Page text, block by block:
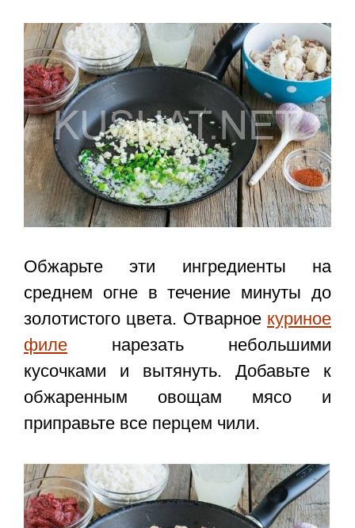
Обжарьте эти ингредиенты на
среднем огне в течение минуты до
золотистого цвета. Отварное куриное
филе нарезать небольшими
кусочками и вытянуть. Добавьте к
обжаренным овощам мясо и
приправьте все перцем чили.